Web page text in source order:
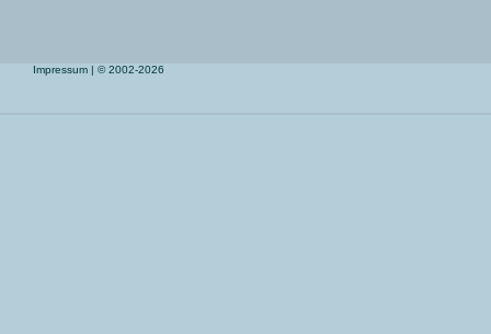
Impressum | © 2002-2026